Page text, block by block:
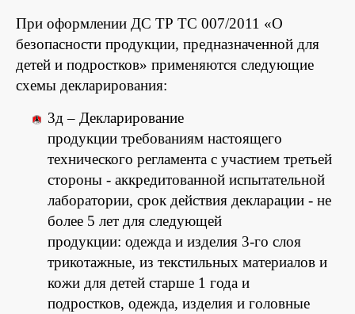
При оформлении ДС ТР ТС 007/2011 «О
безопасности продукции, предназначенной для
детей и подростков» применяются следующие
схемы декларирования:
3д – Декларирование
продукции требованиям настоящего
технического регламента с участием третьей
стороны - аккредитованной испытательной
лаборатории, срок действия декларации - не
более 5 лет для следующей
продукции: одежда и изделия 3-го слоя
трикотажные, из текстильных материалов и
кожи для детей старше 1 года и
подростков, одежда, изделия и головные